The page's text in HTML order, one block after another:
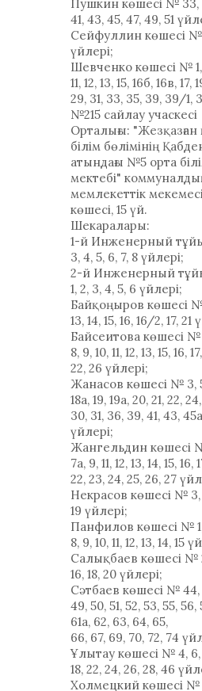
Пушкин көшесі № 33,
41, 43, 45, 47, 49, 51
Сейфуллин көшесі №
үйлері;
Шевченко көшесі № 1,
11, 12, 13, 15, 16б, 16в, 17,
29, 31, 33, 35, 39, 39/1,
№215 сайлау учаскесі
Орталығы:
білім бөлімінің
атындағы №5 орта
мектебі"
мемлекеттік
көшесі, 15 үй.
Шекаралары:
1-й Инженерный
3, 4, 5, 6, 7, 8 үйлері;
2-й Инженерный
1, 2, 3, 4, 5, 6 үйлері;
Байқоңыров көшесі №
13, 14, 15, 16, 16/2, 17, 21
Байсеитова көшесі №
8, 9, 10, 11, 12, 13, 15, 16,
22, 26 үйлері;
Жанасов көшесі № 3, 5,
18а, 19, 19а, 20, 21, 22,
30, 31, 36, 39, 41, 43,
үйлері;
Жангельдин көшесі №
7а, 9, 11, 12, 13, 14, 15, 16,
22, 23, 24, 25, 26, 27
Некрасов көшесі № 3, 5,
19 үйлері;
Панфилов көшесі № 1,
8, 9, 10, 11, 12, 13, 14, 15
Салықбаев көшесі №
16, 18, 20 үйлері;
Сәтбаев көшесі № 44,
49, 50, 51, 52, 53, 55, 56,
61а, 62, 63, 64, 65,
66, 67, 69, 70, 72, 74
Ұлытау көшесі № 4, 6,
18, 22, 24, 26, 28, 46
Холмецкий көшесі №